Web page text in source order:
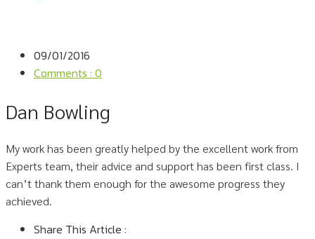
09/01/2016
Comments : 0
Dan Bowling
My work has been greatly helped by the excellent work from
Experts team, their advice and support has been first class. I
can’t thank them enough for the awesome progress they
achieved.
Share This Article :